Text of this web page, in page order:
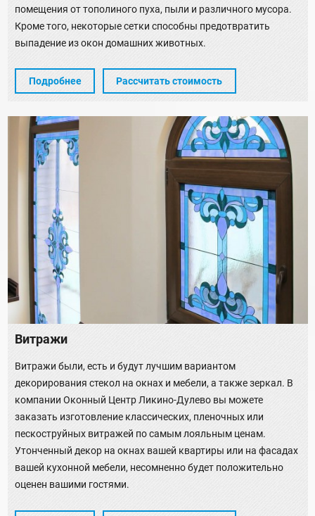
помещения от тополиного пуха, пыли и различного мусора.
Кроме того, некоторые сетки способны предотвратить
выпадение из окон домашних животных.
Подробнее Рассчитать стоимость
Витражи
Витражи были, есть и будут лучшим вариантом
декорирования стекол на окнах и мебели, а также зеркал. В
компании Оконный Центр Ликино-Дулево вы можете
заказать изготовление классических, пленочных или
пескоструйных витражей по самым лояльным ценам.
Утонченный декор на окнах вашей квартиры или на фасадах
вашей кухонной мебели, несомненно будет положительно
оценен вашими гостями.